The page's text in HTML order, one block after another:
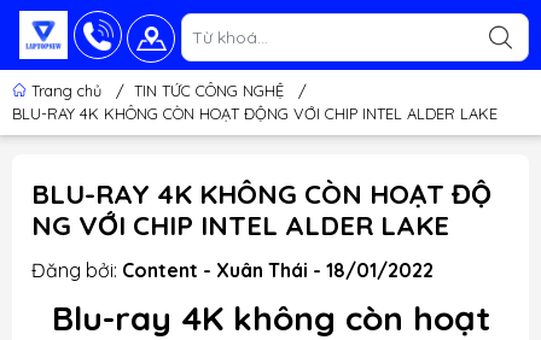
Trang chủ / TIN TỨC CÔNG NGHỆ
/
BLU-RAY 4K KHÔNG CÒN HOẠT ĐỘNG VỚI CHIP INTEL ALDER LAKE
BLU-RAY 4K KHÔNG CÒN HOẠT ĐỘ
NG VỚI CHIP INTEL ALDER LAKE
Đăng bởi: Content - Xuân Thái - 18/01/2022
Blu-ray 4K không còn hoạt